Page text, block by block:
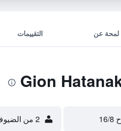
لمحة عن التقييمات
ح 16/8 2 من الضيوف، غرفة واحدة